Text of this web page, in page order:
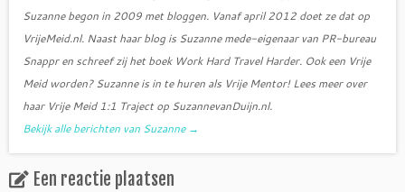
Suzanne begon in 2009 met bloggen. Vanaf april 2012 doet ze dat op
VrijeMeid.nl. Naast haar blog is Suzanne mede-eigenaar van PR-bureau
Snappr en schreef zij het boek Work Hard Travel Harder. Ook een Vrije
Meid worden? Suzanne is in te huren als Vrije Mentor! Lees meer over
haar Vrije Meid 1:1 Traject op SuzannevanDuijn.nl.
Bekijk alle berichten van Suzanne →
Een reactie plaatsen